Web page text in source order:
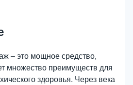
– это мощное средство,
множество преимуществ для
здоровья. Через века